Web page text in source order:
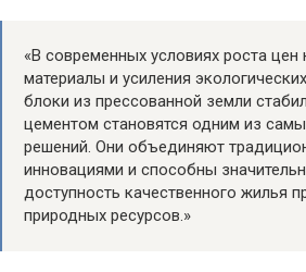
«В современных условиях роста цен
материалы и усиления
блоки из прессованной земли
цементом становятся одним из
решений. Они объединяют
инновациями и способны
доступность качественного жилья
природных ресурсов.»